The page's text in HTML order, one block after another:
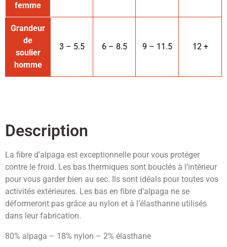
femme
Grandeur
de
soulier
homme
3 – 5.5 6 – 8.5 9 – 11.5 12 +
Description
La fibre d’alpaga est exceptionnelle pour vous protéger
contre le froid. Les bas thermiques sont bouclés à l’intérieur
pour vous garder bien au sec. Ils sont idéals pour toutes vos
activités extérieures. Les bas en fibre d’alpaga ne se
déformeront pas grâce au nylon et à l’élasthanne utilisés
dans leur fabrication.
80% alpaga – 18% nylon – 2% élasthane